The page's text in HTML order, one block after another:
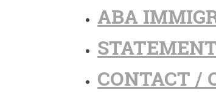
ABA
CONTACT /